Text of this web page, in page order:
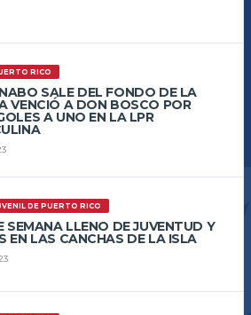
RICO
SALE DEL FONDO DE LA
VENCIÓ A DON BOSCO POR
A UNO EN LA LPR
DE PUERTO RICO
SEMANA LLENO DE JUVENTUD Y
EN LAS CANCHAS DE LA ISLA